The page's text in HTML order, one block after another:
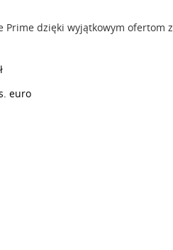
Prime dzięki wyjątkowym ofertom z
euro